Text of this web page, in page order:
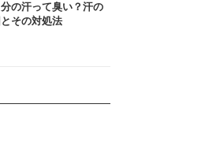
の汗って臭い？汗の
その対処法